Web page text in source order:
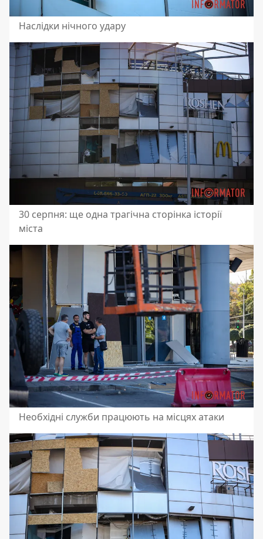
Наслідки нічного удару
30 серпня: ще одна трагічна сторінка історії
міста
Необхідні служби працюють на місцях атаки